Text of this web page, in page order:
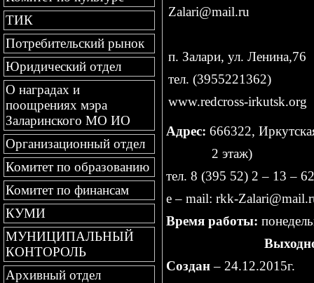
ТИК
Потребительский рынок
Юридический отдел
О наградах и
поощрениях мэра
Заларинского МО ИО
Организационный отдел
Комитет по образованию
Комитет по финансам
КУМИ
МУНИЦИПАЛЬНЫЙ
КОНТОРОЛЬ
Архивный отдел
Zalari@mail.ru
п. Залари, ул. Ленина,76
тел. (3955221362)
www.redcross-irkutsk.org
Адрес: 666322,
2 этаж)
тел. 8 (395 52) 2 – 13 – 62
e – mail: rkk-
Время работы:
Создан– 24.12.2015г.